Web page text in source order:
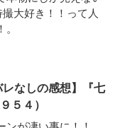
大好き！！って人
レなしの感想】『七
５４）